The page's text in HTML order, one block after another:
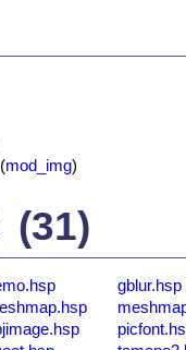
(mod_img)
(31)
gblur.hsp